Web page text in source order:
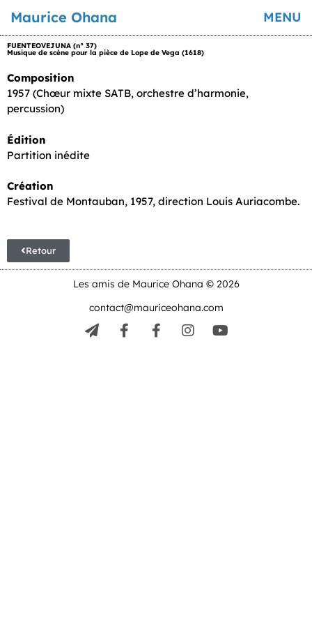
Maurice Ohana MENU
FUENTEOVEJUNA (n° 37)
Musique de scène pour la pièce de Lope de Vega (1618)
Composition
1957 (Chœur mixte SATB, orchestre d’harmonie,
percussion)
Édition
Partition inédite
Création
Festival de Montauban, 1957, direction Louis Auriacombe.
Retour
Les amis de Maurice Ohana © 2026
contact@mauriceohana.com